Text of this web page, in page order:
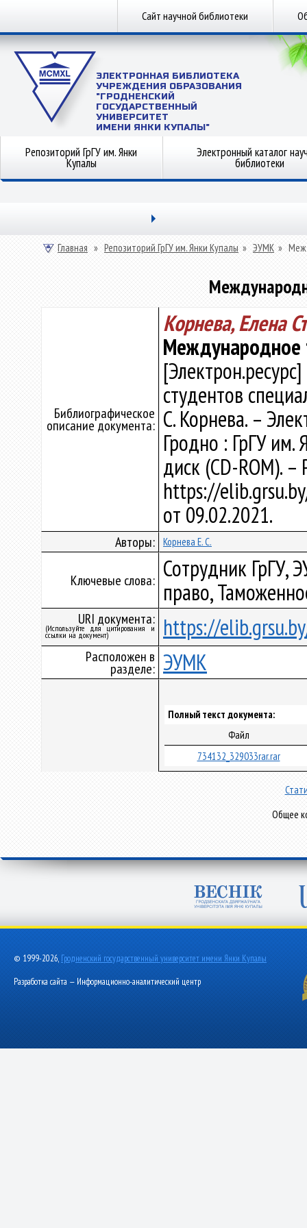
Сайт научной библиотеки
ЭЛЕКТРОННАЯ БИБЛИОТЕКА
УЧРЕЖДЕНИЯ ОБРАЗОВАНИЯ
"ГРОДНЕНСКИЙ
ГОСУДАРСТВЕННЫЙ
УНИВЕРСИТЕТ
ИМЕНИ ЯНКИ КУПАЛЫ"
Репозиторий ГрГУ им. Янки
Купалы
Электронный каталог
библиотеки
Главная » Репозиторий ГрГУ им. Янки Купалы » ЭУМК »
Библиографическое
описание документа:
Корнева, Елена
Международное
студентов
С. Корнева. –
Гродно : ГрГУ им.
диск (CD-ROM).
https://
от 09.02.2021.
Авторы: Корнева Е. С.
Ключевые слова: Сотрудник ГрГУ,
право,
URI документа:
(Используйте для цитирования и
ссылки на документ) https://
Расположен в
разделе: ЭУМК
Полный текст документа:
Файл
734132_329033rar.rar
Общее
© 1999-2026, Гродненский государственный университет имени Янки Купалы
Разработка сайта — Информационно-аналитический центр